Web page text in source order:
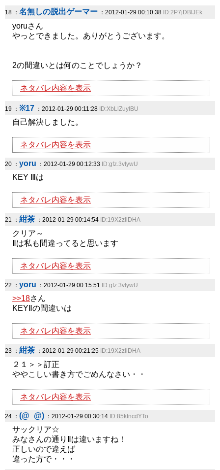
18 ： 名無しの脱出ゲーマー ：2012-01-29 00:10:38 ID:2P7jDBlJEk
yoruさん
やっとできました。ありがとうございます。
2の間違いとは何のことでしょうか？
ネタバレ内容を表示
19 ： ※17 ：2012-01-29 00:11:28 ID:XbLlZuylBU
自己解決しました。
ネタバレ内容を表示
20 ： yoru ：2012-01-29 00:12:33 ID:gfz.3vlywU
KEY Ⅲは
ネタバレ内容を表示
21 ： 紺茶 ：2012-01-29 00:14:54 ID:19X2zliDHA
クリア～
Ⅱは私も間違ってると思います
ネタバレ内容を表示
22 ： yoru ：2012-01-29 00:15:51 ID:gfz.3vlywU
>>18さん
KEYⅡの間違いは
ネタバレ内容を表示
23 ： 紺茶 ：2012-01-29 00:21:25 ID:19X2zliDHA
２１＞＞訂正
ややこしい書き方でごめんなさい・・
ネタバレ内容を表示
24 ： (@_@) ：2012-01-29 00:30:14 ID:85ktncdYTo
サックリア☆
みなさんの通りⅡは違いますね！
正しいので違えば
違った方で・・・